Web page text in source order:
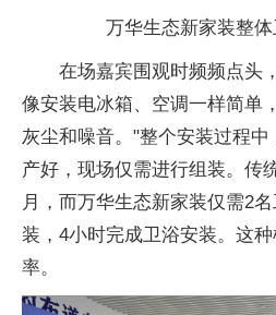
万华生态新家装整
在场嘉宾围观时频频点头
像安装电冰箱、空调一样简单
灰尘和噪音。"整个安装过程
产好，现场仅需进行组装。传
月，而万华生态新家装仅需2
装，4小时完成卫浴安装。这
率。